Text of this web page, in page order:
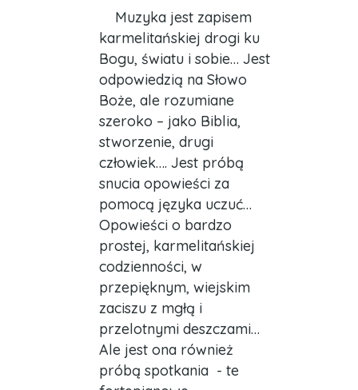
Muzyka jest zapisem
karmelitańskiej drogi ku
Bogu, światu i sobie… Jest
odpowiedzią na Słowo
Boże, ale rozumiane
szeroko – jako Biblia,
stworzenie, drugi
człowiek…. Jest próbą
snucia opowieści za
pomocą języka uczuć…
Opowieści o bardzo
prostej, karmelitańskiej
codzienności, w
przepięknym, wiejskim
zaciszu z mgłą i
przelotnymi deszczami…
Ale jest ona również
próbą spotkania - te